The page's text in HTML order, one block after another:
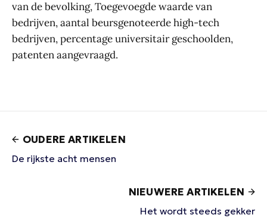
van de bevolking, Toegevoegde waarde van
bedrijven, aantal beursgenoteerde high-tech
bedrijven, percentage universitair geschoolden,
patenten aangevraagd.
OUDERE ARTIKELEN
De rijkste acht mensen
NIEUWERE ARTIKELEN
Het wordt steeds gekker